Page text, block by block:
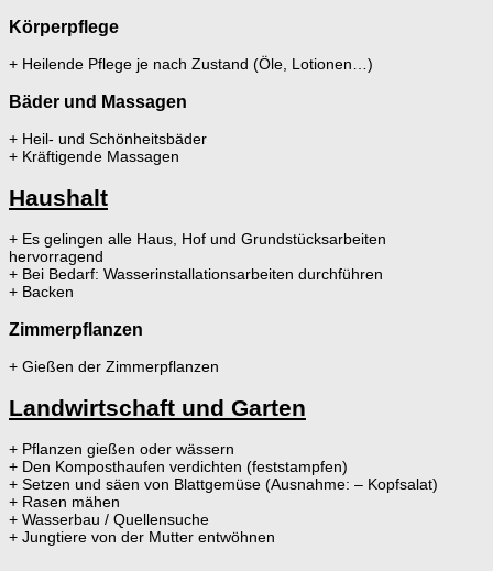
Körperpflege
+ Heilende Pflege je nach Zustand (Öle, Lotionen…)
Bäder und Massagen
+ Heil- und Schönheitsbäder
+ Kräftigende Massagen
Haushalt
+ Es gelingen alle Haus, Hof und Grundstücksarbeiten
hervorragend
+ Bei Bedarf: Wasserinstallationsarbeiten durchführen
+ Backen
Zimmerpflanzen
+ Gießen der Zimmerpflanzen
Landwirtschaft und Garten
+ Pflanzen gießen oder wässern
+ Den Komposthaufen verdichten (feststampfen)
+ Setzen und säen von Blattgemüse (Ausnahme: – Kopfsalat)
+ Rasen mähen
+ Wasserbau / Quellensuche
+ Jungtiere von der Mutter entwöhnen